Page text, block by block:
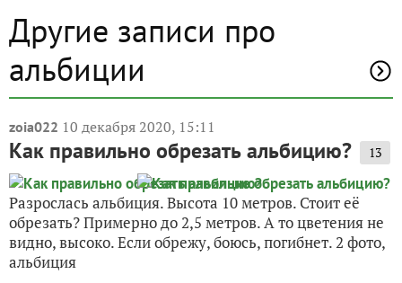
Другие записи про
альбиции
zoia022 10 декабря 2020, 15:11
Как правильно обрезать альбицию? 13
Разрослась альбиция. Высота 10 метров. Стоит её
обрезать? Примерно до 2,5 метров. А то цветения не
видно, высоко. Если обрежу, боюсь, погибнет. 2 фото,
альбиция